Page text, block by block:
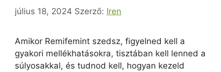
július 18, 2024 Szerző: Iren
Amikor Remifemint szedsz, figyelned kell a
gyakori mellékhatásokra, tisztában kell lenned a
súlyosakkal, és tudnod kell, hogyan kezeld